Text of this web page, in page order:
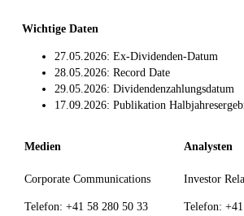
Wichtige Daten
27.05.2026: Ex-Dividenden-Datum
28.05.2026: Record Date
29.05.2026: Dividendenzahlungsdatum
17.09.2026: Publikation
Medien
Corporate Communications
Telefon: +41 58 280 50 33
Analysten
Investor
Telefon: